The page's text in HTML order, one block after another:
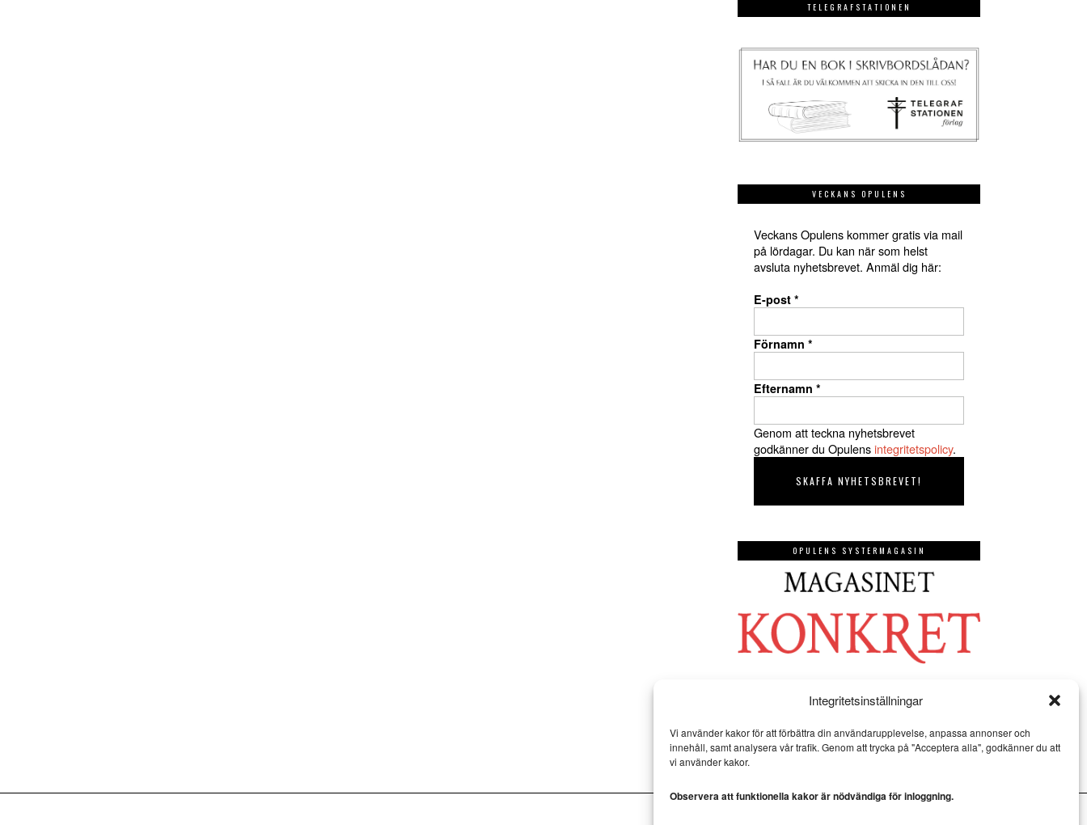
Integritetsinställningar
Vi använder kakor för att förbättra din användarupplevelse, anpassa annonser och
innehåll, samt analysera vår trafik. Genom att trycka på "Acceptera alla", godkänner du att
vi använder kakor.
Observera att funktionella kakor är nödvändiga för inloggning.
TELEGRAFSTATIONEN
VECKANS OPULENS
Veckans Opulens kommer gratis via mail
på lördagar. Du kan när som helst
avsluta nyhetsbrevet. Anmäl dig här:
E-post *
Förnamn *
Efternamn *
Genom att teckna nyhetsbrevet
godkänner du Opulensintegritetspolicy.
OPULENS SYSTERMAGASIN